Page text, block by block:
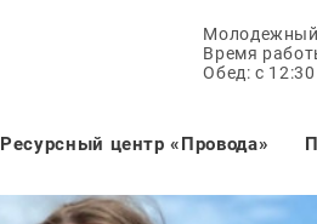
Молодежный
Время
Обед: с
Ресурсный центр «Провода»